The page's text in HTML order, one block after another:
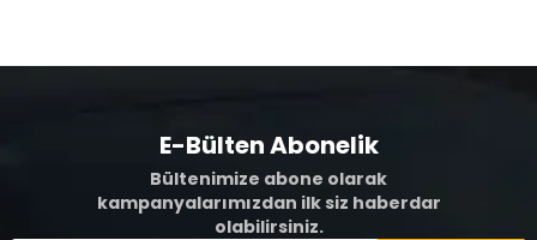
E-Bülten Abonelik
Bültenimize abone olarak
kampanyalarımızdan ilk siz haberdar
olabilirsiniz.